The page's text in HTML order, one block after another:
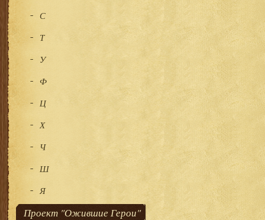
С
Т
У
Ф
Ц
Х
Ч
Ш
Я
Проект "Ожившие Герои"